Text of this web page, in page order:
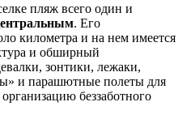
пляж всего один и
. Его
километра и на нем имеется
и обширный
зонтики, лежаки,
и парашютные полеты для
беззаботного